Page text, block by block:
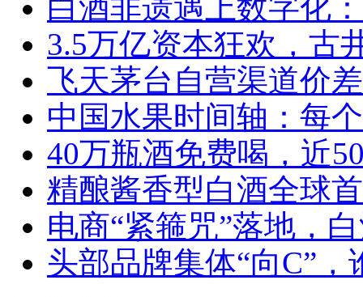
白酒非遗遇上数字化
3.5万亿资本狂欢，古
飞天茅台自营渠道价
中国水果时间轴：每
40万瓶酒免费喝，近
精酿酱香型白酒全球
电商“紧箍咒”落地，
头部品牌集体“向C”，